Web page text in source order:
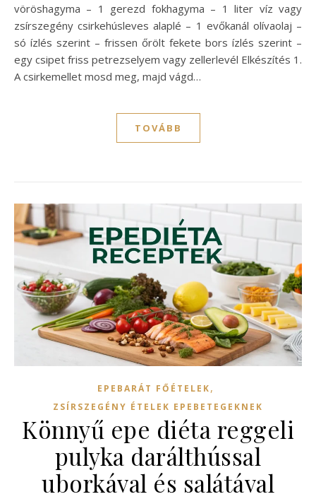
vöröshagyma – 1 gerezd fokhagyma – 1 liter víz vagy
zsírszegény csirkehúsleves alaplé – 1 evőkanál olívaolaj –
só ízlés szerint – frissen őrölt fekete bors ízlés szerint –
egy csipet friss petrezselyem vagy zellerlevél Elkészítés 1.
A csirkemellet mosd meg, majd vágd…
TOVÁBB
EPEBARÁT FŐÉTELEK,
ZSÍRSZEGÉNY ÉTELEK EPEBETEGEKNEK
Könnyű epe diéta reggeli
pulyka darálthússal
uborkával és salátával